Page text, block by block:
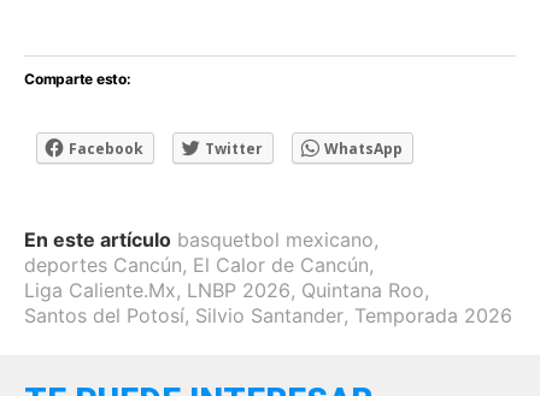
Comparte esto:
Facebook Twitter WhatsApp
En este artículo basquetbol mexicano,
deportes Cancún, El Calor de Cancún,
Liga Caliente.Mx, LNBP 2026, Quintana Roo,
Santos del Potosí, Silvio Santander, Temporada 2026